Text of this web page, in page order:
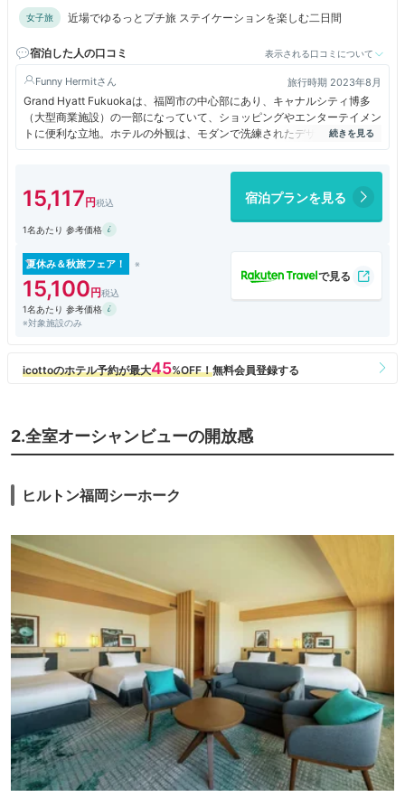
女子旅 近場でゆるっとプチ旅 ステイケーションを楽しむ二日間
宿泊した人の口コミ 表示される口コミについて
Funny Hermit 旅行時期 2023年8月
Grand Hyatt Fukuokaは、福岡市の中心部にあり、キャナルシティ博多
（大型商業施設）の一部になっていて、ショッピングやエンターテイメン
トに便利な立地。ホテルの外観は、モダンで洗練されたデザインで、夜に
はライトアップされて美しい景色も楽しめた。ホテルのサービスは丁寧で
15,117 宿泊プランを見る
1名あたり 参考価格
夏休み＆秋旅フェア！
15,100
1名あたり 参考価格
※対象施設のみ
2.全室オーシャンビューの開放感
ヒルトン福岡シーホーク